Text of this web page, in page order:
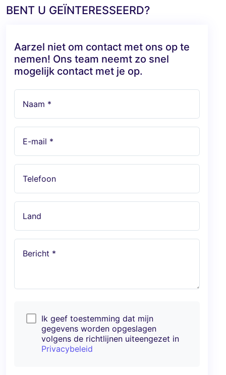
BENT U GEÏNTERESSEERD?
Aarzel niet om contact met ons op te
nemen! Ons team neemt zo snel
mogelijk contact met je op.
Naam *
E-mail *
Telefoon
Land
Bericht *
Ik geef toestemming dat mijn
gegevens worden opgeslagen
volgens de richtlijnen uiteengezet in
Privacybeleid